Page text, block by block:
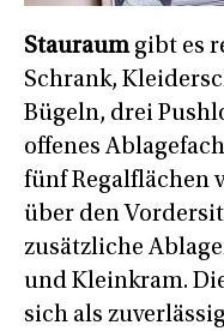
Stauraumgibt es
Schrank,
Bügeln, drei
offenes
fünf Regalflächen
über den
zusätzliche
und Kleinkram.
sich als